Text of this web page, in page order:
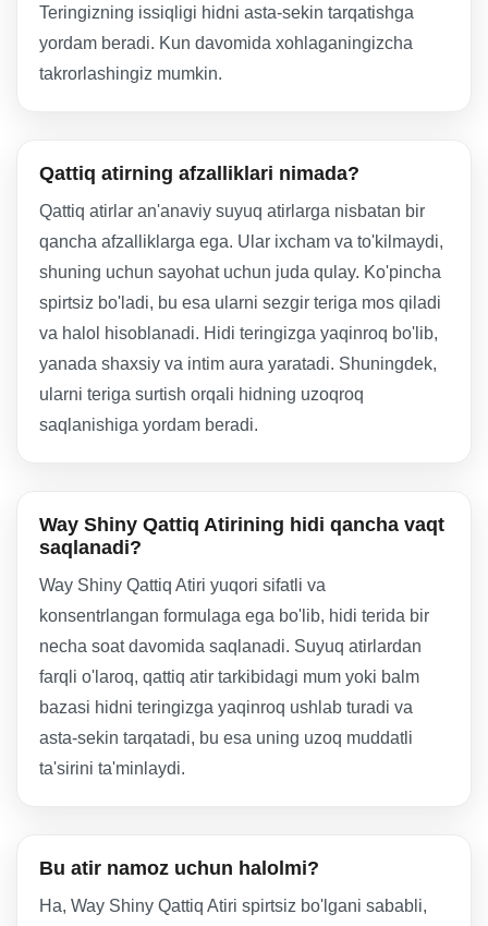
Teringizning issiqligi hidni asta-sekin tarqatishga
yordam beradi. Kun davomida xohlaganingizcha
takrorlashingiz mumkin.
Qattiq atirning afzalliklari nimada?
Qattiq atirlar an'anaviy suyuq atirlarga nisbatan bir
qancha afzalliklarga ega. Ular ixcham va to'kilmaydi,
shuning uchun sayohat uchun juda qulay. Ko'pincha
spirtsiz bo'ladi, bu esa ularni sezgir teriga mos qiladi
va halol hisoblanadi. Hidi teringizga yaqinroq bo'lib,
yanada shaxsiy va intim aura yaratadi. Shuningdek,
ularni teriga surtish orqali hidning uzoqroq
saqlanishiga yordam beradi.
Way Shiny Qattiq Atirining hidi qancha vaqt
saqlanadi?
Way Shiny Qattiq Atiri yuqori sifatli va
konsentrlangan formulaga ega bo'lib, hidi terida bir
necha soat davomida saqlanadi. Suyuq atirlardan
farqli o'laroq, qattiq atir tarkibidagi mum yoki balm
bazasi hidni teringizga yaqinroq ushlab turadi va
asta-sekin tarqatadi, bu esa uning uzoq muddatli
ta'sirini ta'minlaydi.
Bu atir namoz uchun halolmi?
Ha, Way Shiny Qattiq Atiri spirtsiz bo'lgani sababli,